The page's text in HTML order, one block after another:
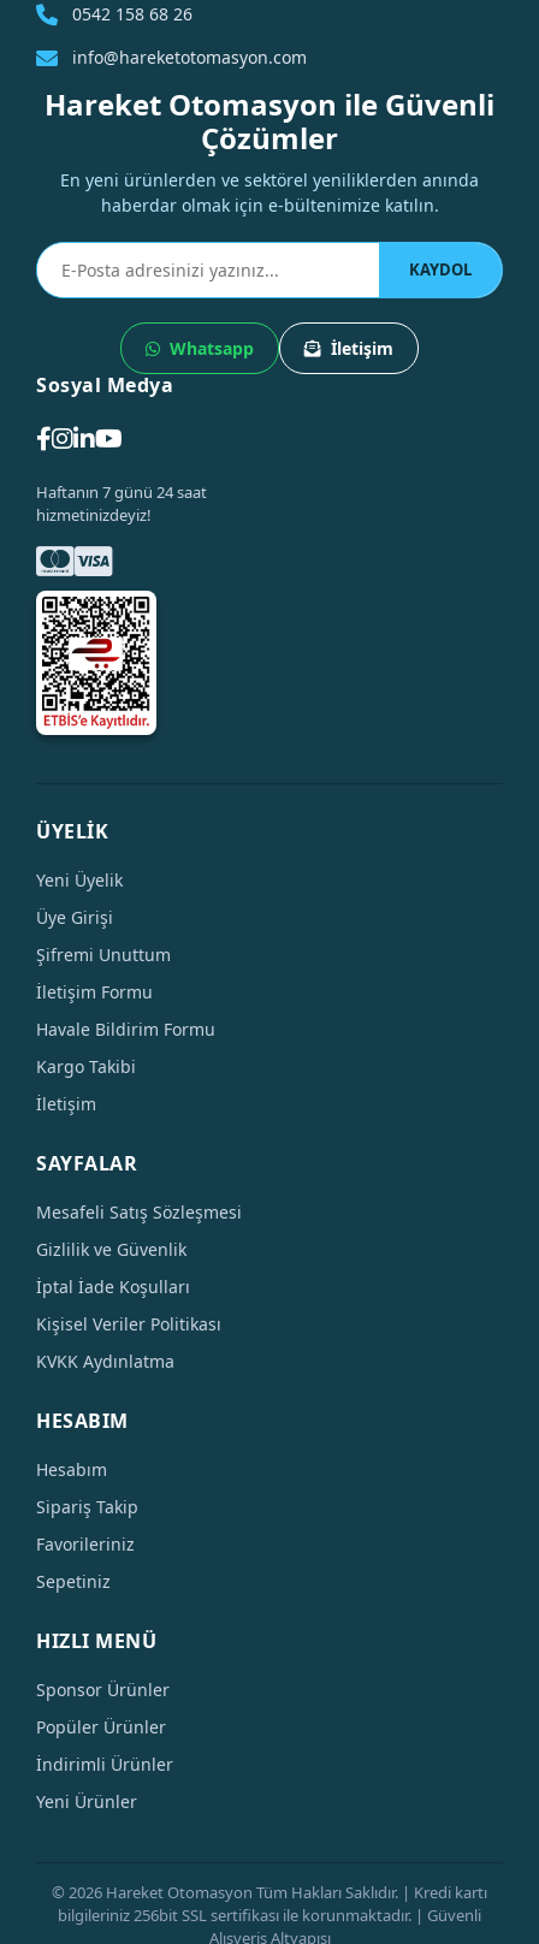
%50
Velledq
M12P-M03T - M12 3 Pin Erkek Düz Metal Konnektör - Velledq
666,00 TL
1.332,00 TL
0542 158 68 26
info@hareketotomasyon.com
Hareket Otomasyon ile Güvenli
Çözümler
En yeni ürünlerden ve sektörel yeniliklerden anında
haberdar olmak için e-bültenimize katılın.
KAYDOL
Whatsapp İletişim
Sosyal Medya
Haftanın 7 günü 24 saat
hizmetinizdeyiz!
ÜYELİK
Yeni Üyelik
Üye Girişi
Şifremi Unuttum
İletişim Formu
Havale Bildirim Formu
Kargo Takibi
İletişim
SAYFALAR
Mesafeli Satış Sözleşmesi
Gizlilik ve Güvenlik
İptal İade Koşulları
Kişisel Veriler Politikası
KVKK Aydınlatma
HESABIM
Hesabım
Sipariş Takip
Favorileriniz
Sepetiniz
HIZLI MENÜ
Sponsor Ürünler
Popüler Ürünler
İndirimli Ürünler
Yeni Ürünler
© 2026 Hareket Otomasyon Tüm Hakları Saklıdır. | Kredi kartı
bilgileriniz 256bit SSL sertifikası ile korunmaktadır. | Güvenli
Alışveriş Altyapısı